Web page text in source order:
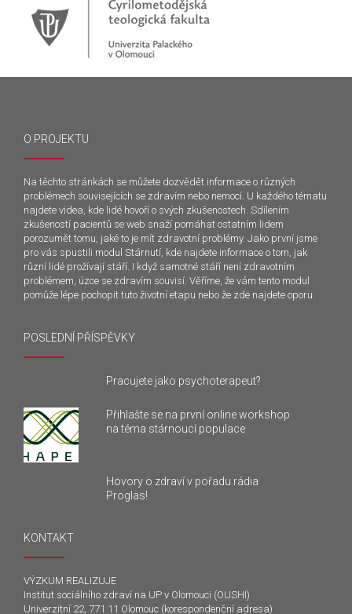
O PROJEKTU
Na těchto stránkách se můžete dozvědět informace o různých
problémech souvisejících se zdravím nebo nemocí. U každého tématu
najdete videa, kde lidé hovoří o svých zkušenostech. Sdílením
zkušeností pacientů se web snaží pomáhat ostatním lidem
porozumět tomu, jaké to je mít zdravotní problémy. Jako první jsme
pro vás spustili modul Stárnutí, kde najdete informace o tom, jak
různí lidé prožívají stáří. I když samotné stáří není zdravotním
problémem, úzce se zdravím souvisí. Věříme, že vám tento modul
pomůže lépe pochopit tuto životní etapu nebo že zde najdete oporu.
POSLEDNÍ PŘÍSPĚVKY
Pracujete jako psychoterapeut?
Přihlašte se na první online workshop
na téma stárnoucí populace
Hovory o zdraví v pořadu rádia
Proglas!
KONTAKT
VÝZKUM REALIZUJE
Institut sociálního zdraví na UP v Olomouci (OUSHI)
Univerzitní 22, 771 11 Olomouc (korespondenční adresa)